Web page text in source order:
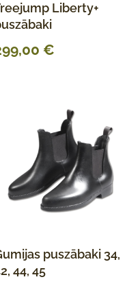
Liberty+
€
puszābaki 34,
44, 45